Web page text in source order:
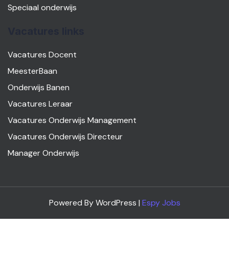
Speciaal onderwijs
Vacatures Docent
MeesterBaan
Onderwijs Banen
Vacatures Leraar
Vacatures Onderwijs Management
Vacatures Onderwijs Directeur
Manager Onderwijs
Powered By WordPress | Espy Jobs